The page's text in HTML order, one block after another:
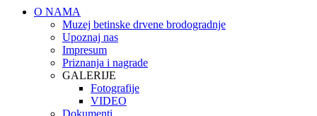
O NAMA
Muzej betinske drvene brodogradnje
Upoznaj nas
Impresum
Priznanja i nagrade
GALERIJE
Fotografije
VIDEO
Dokumenti